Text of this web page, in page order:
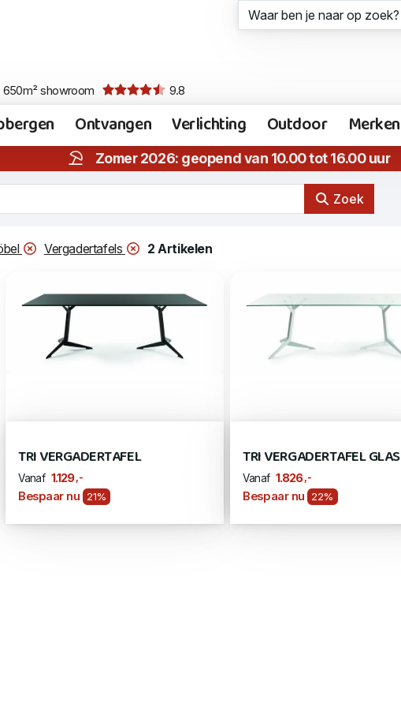
650m² showroom 9.8
Ontvangen Verlichting Outdoor Merken
Zomer 2026: geopend van 10.00 tot 16.00 uur
Zoek
Vergadertafels 2 Artikelen
TRI VERGADERTAFEL
Vanaf 1.129 ,-
Bespaar nu 21%
TRI VERGADERTAFEL GLAS
Vanaf 1.826 ,-
Bespaar nu 22%